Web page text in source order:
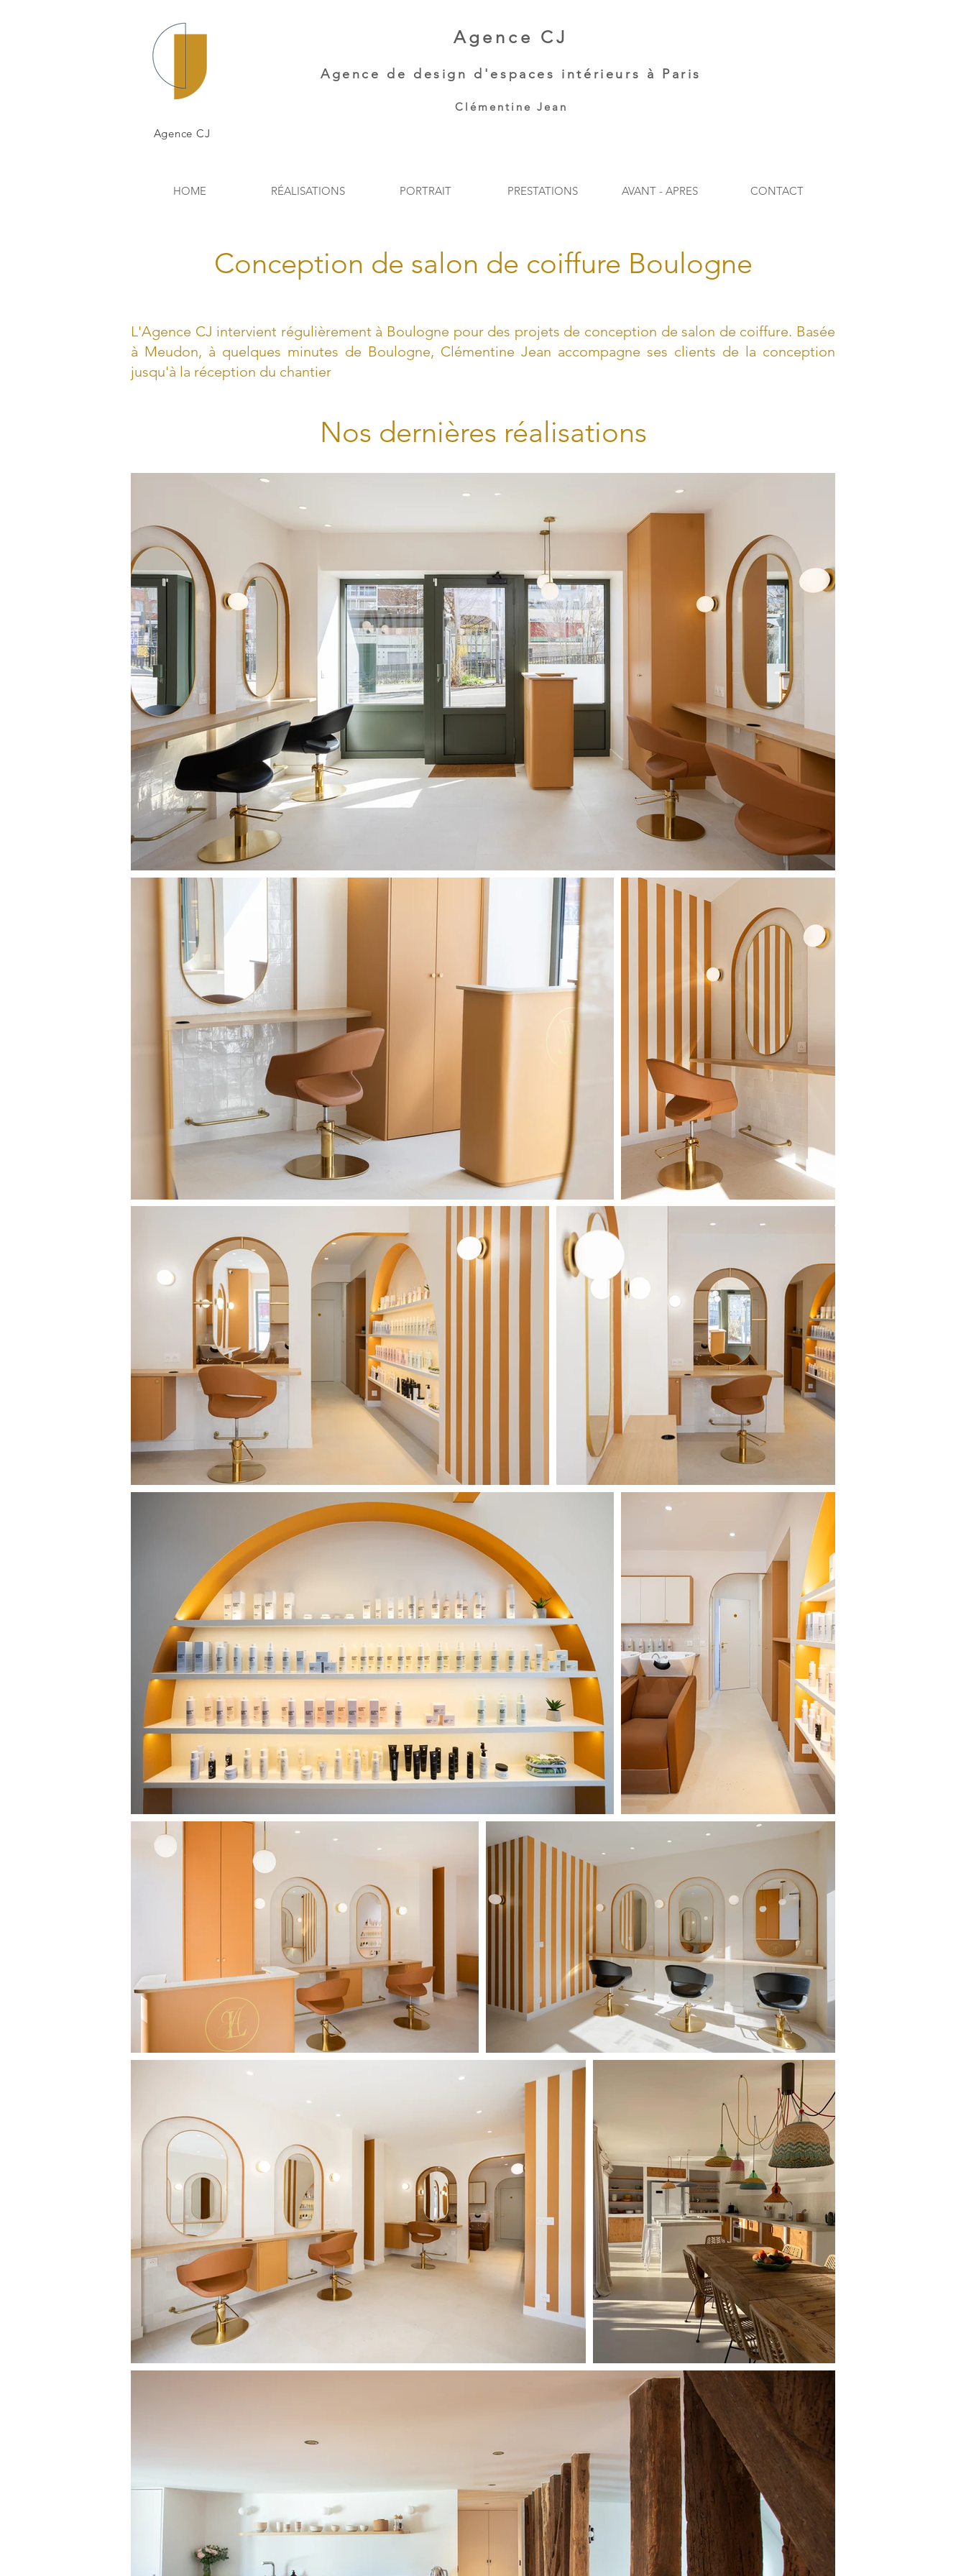
Agence CJ
Agence de design d'espaces intérieurs à Paris
Clémentine Jean​
Agence CJ
HOME RÉALISATIONS PORTRAIT PRESTATIONS AVANT - APRES CONTACT
Conception de salon de coiffure Boulogne
L'Agence CJ intervient régulièrement à Boulogne pour des projets de conception de salon de coiffure. Basée
à Meudon, à quelques minutes de Boulogne, Clémentine Jean accompagne ses clients de la conception
jusqu'à la réception du chantier
Nos dernières réalisations